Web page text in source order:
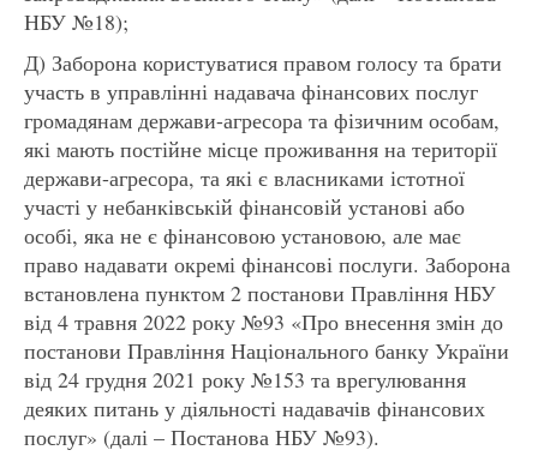
НБУ №18);
Д) Заборона користуватися правом голосу та брати
участь в управлінні надавача фінансових послуг
громадянам держави-агресора та фізичним особам,
які мають постійне місце проживання на території
держави-агресора, та які є власниками істотної
участі у небанківській фінансовій установі або
особі, яка не є фінансовою установою, але має
право надавати окремі фінансові послуги. Заборона
встановлена пунктом 2 постанови Правління НБУ
від 4 травня 2022 року №93 «Про внесення змін до
постанови Правління Національного банку України
від 24 грудня 2021 року №153 та врегулювання
деяких питань у діяльності надавачів фінансових
послуг» (далі – Постанова НБУ №93).